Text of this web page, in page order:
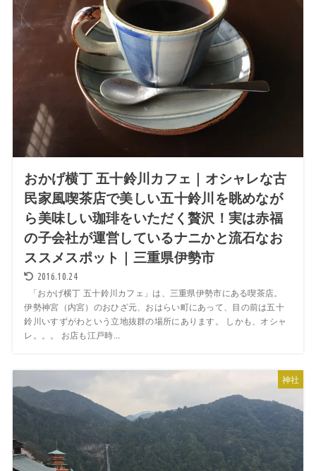
おかげ横丁 五十鈴川カフェ｜オシャレな古
民家風喫茶店で美しい五十鈴川を眺めなが
ら美味しい珈琲をいただく贅沢！実は赤福
の子会社が運営しているナニかと流石なお
ススメスポット｜三重県伊勢市
2016.10.24
「おかげ横丁 五十鈴川カフェ」は、三重県伊勢市にある喫茶店。
伊勢神宮（内宮）のおひざ元、おはらい町にあって、目の前は五十
鈴川いすずがわという立地抜群の場所にあります。 しかも、オシャ
レ。。。 お店も江戸時...
神社